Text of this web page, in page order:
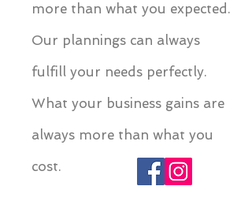
more than what you expected.
Our plannings can always
fulfill your needs perfectly.
What your business gains are
always more than what you
cost. ​